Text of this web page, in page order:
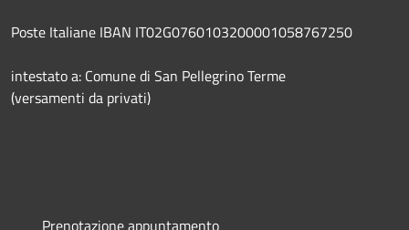
Poste Italiane IBAN IT02G0760103200001058767250
intestato a: Comune di San Pellegrino Terme
(versamenti da privati)
Prenotazione appuntamento